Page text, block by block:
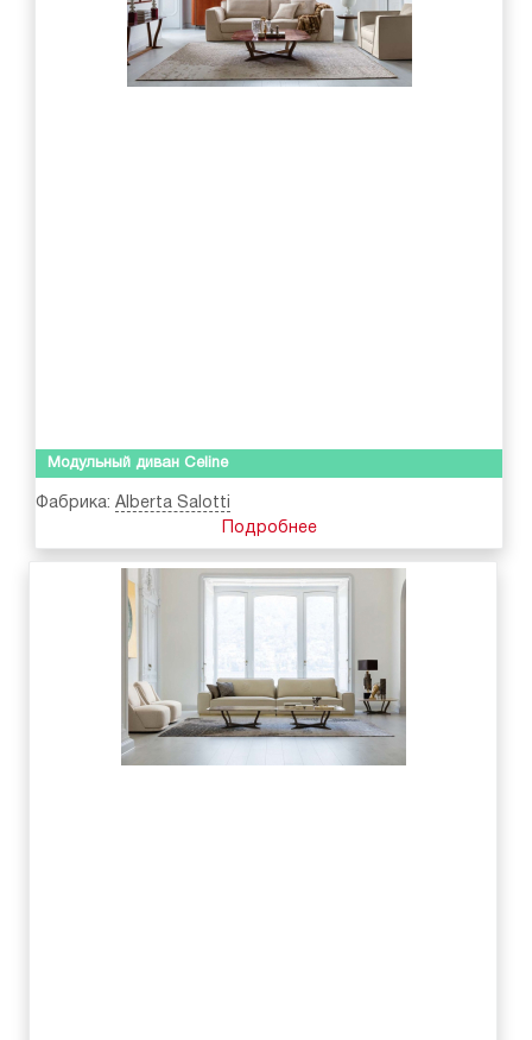
Модульный диван Celine
Фабрика: Alberta Salotti
Подробнее